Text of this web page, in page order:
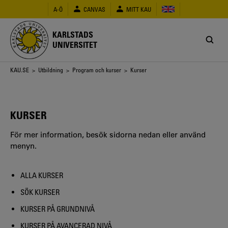
huvudinnehåll
A-Ö CANVAS MITT KAU
KARLSTADS
UNIVERSITET
Länkstig
KAU.SE > Utbildning > Program och kurser > Kurser
KURSER
För mer information, besök sidorna nedan eller använd
menyn.
ALLA KURSER
SÖK KURSER
KURSER PÅ GRUNDNIVÅ
KURSER PÅ AVANCERAD NIVÅ